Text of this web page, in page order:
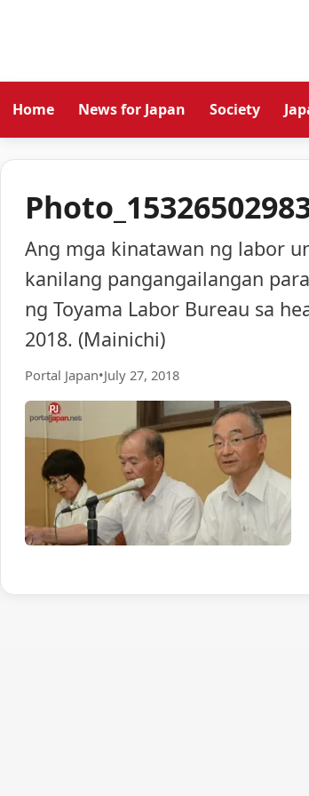
Home News for Japan Society
Ang mga kinatawan ng labor
kanilang pangangailangan
ng Toyama Labor Bureau sa
2018. (Mainichi)
Portal Japan•July 27, 2018